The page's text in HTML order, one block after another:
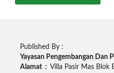
Published By :
Yayasan Pengembangan Dan
Alamat : Villa Pasir Mas Blok